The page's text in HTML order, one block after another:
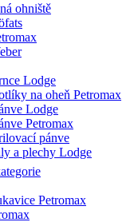
ohniště
Lodge
na oheň Petromax
Lodge
Petromax
pánve
a plechy Lodge
Petromax